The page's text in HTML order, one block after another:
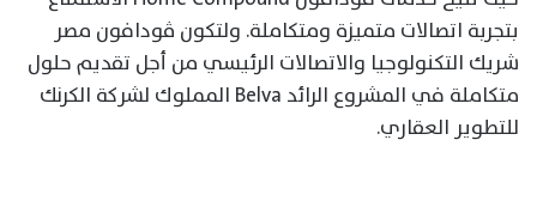
بتجربة اتصالات متميزة ومتكاملة. ولتكون ڤودافون مصر
شريك التكنولوجيا والاتصالات الرئيسي من أجل تقديم حلول
متكاملة في المشروع الرائد Belva المملوك لشركة الكرنك
للتطوير العقاري.